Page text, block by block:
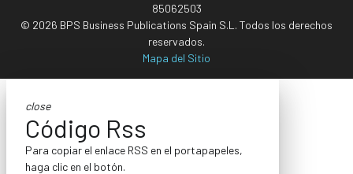
85062503
© 2026 BPS Business Publications Spain S.L. Todos los derechos
reservados.
Mapa del Sitio
close
Código Rss
Para copiar el enlace RSS en el portapapeles,
haga clic en el botón.